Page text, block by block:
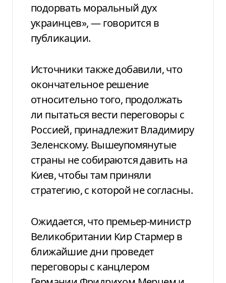
подорвать моральный дух
украинцев», — говорится в
публикации.
Источники также добавили, что
окончательное решение
относительно того, продолжать
ли пытаться вести переговоры с
Россией, принадлежит Владимиру
Зеленскому. Вышеупомянутые
страны не собираются давить на
Киев, чтобы там приняли
стратегию, с которой не согласны.
Ожидается, что премьер-министр
Великобритании Кир Стармер в
ближайшие дни проведет
переговоры с канцлером